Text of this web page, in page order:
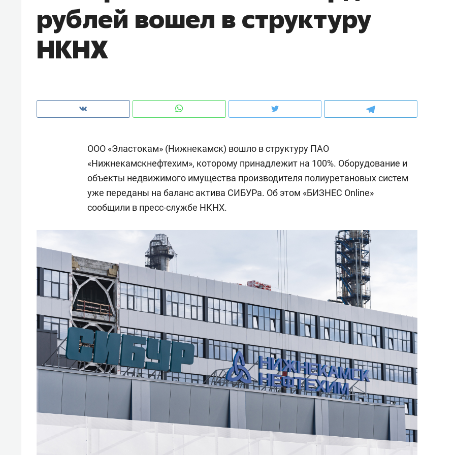
рублей вошел в структуру
НКНХ
ООО «Эластокам» (Нижнекамск) вошло в структуру ПАО
«Нижнекамскнефтехим», которому принадлежит на 100%. Оборудование и
объекты недвижимого имущества производителя полиуретановых систем
уже переданы на баланс актива СИБУРа. Об этом «БИЗНЕС Online»
сообщили в пресс-службе НКНХ.
рынки, почему надо знать аксакалов и
чем интересен Оман?
клиентах и чудных запросах мастеров
Оставить шум за волной: как
строят тишину в казанском
Рекомендуем
«Директорский невроз» –
свою сверхнагрузку
для меня это